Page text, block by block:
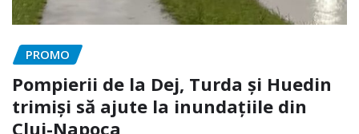
PROMO
Pompierii de la Dej, Turda și Huedin
trimiși să ajute la inundațiile din
Cluj-Napoca